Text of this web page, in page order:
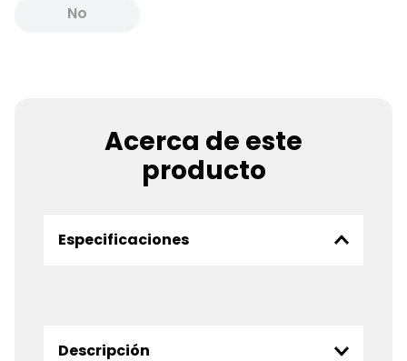
No
Acerca de este
producto
Especificaciones
Descripción